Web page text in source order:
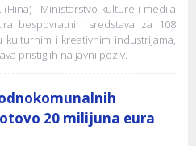
(Hina) - Ministarstvo kulture i medija
bespovratnih sredstava za 108
kulturnim i kreativnim industrijama,
pristiglih na javni poziv.
20 milijuna eura